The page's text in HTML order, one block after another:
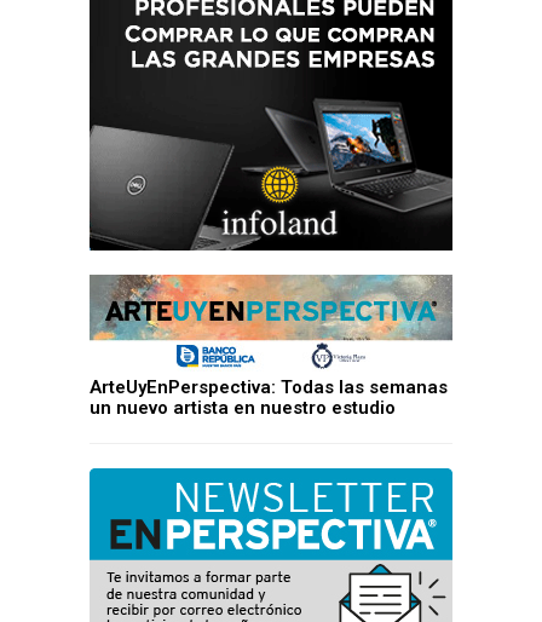
ArteUyEnPerspectiva: Todas las semanas
un nuevo artista en nuestro estudio